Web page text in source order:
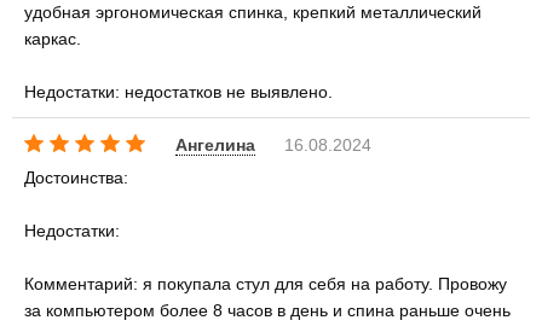
удобная эргономическая спинка, крепкий металлический
каркас.
Недостатки: недостатков не выявлено.
Ангелина
16.08.2024
Достоинства:
Недостатки:
Комментарий: я покупала стул для себя на работу. Провожу
за компьютером более 8 часов в день и спина раньше очень